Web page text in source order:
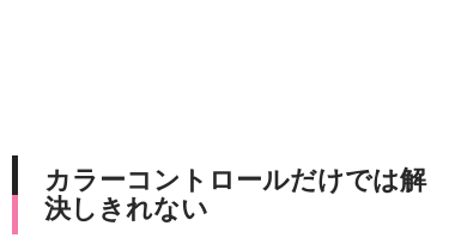
カラーコントロールだけでは解
決しきれない